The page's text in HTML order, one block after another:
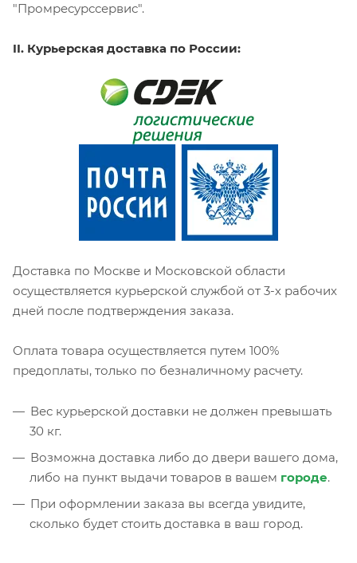
"Промресурссервис".
II. Курьерская доставка по России:
Доставка по Москве и Московской области
осуществляется курьерской службой от 3-х рабочих
дней после подтверждения заказа.
Оплата товара осуществляется путем 100%
предоплаты, только по безналичному расчету.
Вес курьерской доставки не должен превышать
30 кг.
Возможна доставка либо до двери вашего дома,
либо на пункт выдачи товаров в вашем городе.
При оформлении заказа вы всегда увидите,
сколько будет стоить доставка в ваш город.